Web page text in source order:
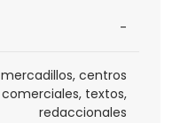
-
mercadillos, centros
comerciales, textos,
redaccionales